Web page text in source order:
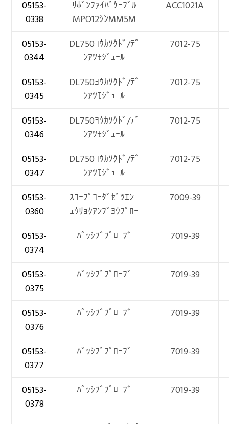
05153-
0338
ﾘﾎﾞﾝﾌｧｲﾊﾞｹｰﾌﾞﾙ
MPO12ｼﾝMM5M
ACC1021A
05153-
0344
DL750ﾖｳｶｿｸﾄﾞ/ﾃﾞ
ﾝｱﾂﾓｼﾞｭｰﾙ
7012-75
05153-
0345
DL750ﾖｳｶｿｸﾄﾞ/ﾃﾞ
ﾝｱﾂﾓｼﾞｭｰﾙ
7012-75
05153-
0346
DL750ﾖｳｶｿｸﾄﾞ/ﾃﾞ
ﾝｱﾂﾓｼﾞｭｰﾙ
7012-75
05153-
0347
DL750ﾖｳｶｿｸﾄﾞ/ﾃﾞ
ﾝｱﾂﾓｼﾞｭｰﾙ
7012-75
05153-
0360
ｽｺｰﾌﾟｺｰﾀﾞｾﾞﾂｴﾝﾆ
ｭｳﾘｮｸｱﾝﾌﾟﾖｳﾌﾟﾛｰ
7009-39
05153-
0374
ﾊﾟｯｼﾌﾞﾌﾟﾛｰﾌﾞ 7019-39
05153-
0375
ﾊﾟｯｼﾌﾞﾌﾟﾛｰﾌﾞ 7019-39
05153-
0376
ﾊﾟｯｼﾌﾞﾌﾟﾛｰﾌﾞ 7019-39
05153-
0377
ﾊﾟｯｼﾌﾞﾌﾟﾛｰﾌﾞ 7019-39
05153-
0378
ﾊﾟｯｼﾌﾞﾌﾟﾛｰﾌﾞ 7019-39